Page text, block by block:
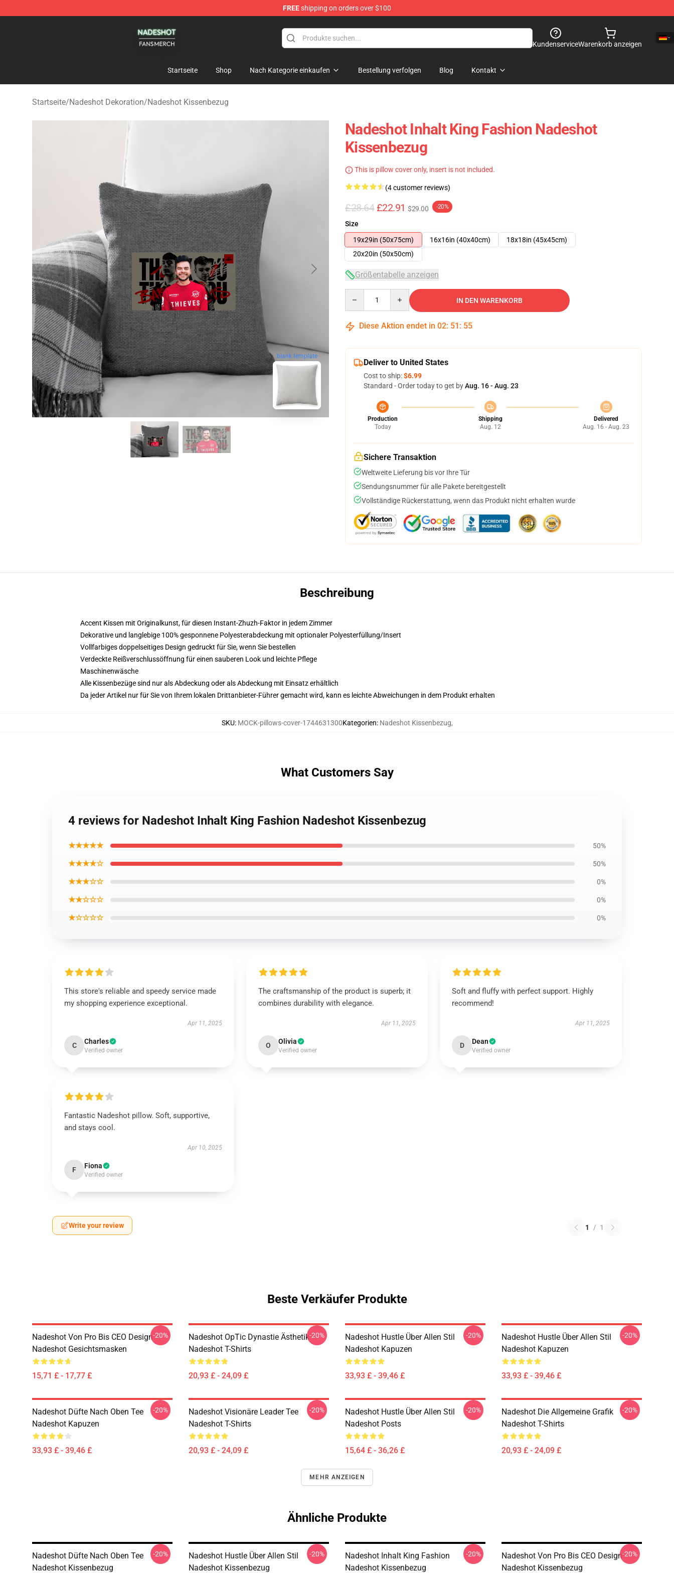
FREEshipping on orders over $100
KundenserviceWarenkorb anzeigen
Startseite Shop Nach Kategorie einkaufen Bestellung verfolgen Blog Kontakt
Startseite/Nadeshot Dekoration/Nadeshot Kissenbezug
blank template
Nadeshot Inhalt King Fashion Nadeshot
Kissenbezug
This is pillow cover only, insert is not included.
(4 customer reviews)
£28.64 £22.91 $29.00 -20%
Size
19x29in (50x75cm)
16x16in (40x40cm)
18x18in (45x45cm)
20x20in (50x50cm)
Größentabelle anzeigen
IN DEN WARENKORB
Diese Aktion endet in 02: 51 : 54
Deliver to United States
Cost to ship:$6.99
Standard - Order today to get byAug. 16 - Aug. 23
Production
Today
Shipping
Aug. 12
Delivered
Aug. 16 - Aug. 23
Sichere Transaktion
Weltweite Lieferung bis vor Ihre Tür
Sendungsnummer für alle Pakete bereitgestellt
Vollständige Rückerstattung, wenn das Produkt nicht erhalten wurde
Beschreibung
Accent Kissen mit Originalkunst, für diesen Instant-Zhuzh-Faktor in jedem Zimmer
Dekorative und langlebige 100% gesponnene Polyesterabdeckung mit optionaler Polyesterfüllung/Insert
Vollfarbiges doppelseitiges Design gedruckt für Sie, wenn Sie bestellen
Verdeckte Reißverschlussöffnung für einen sauberen Look und leichte Pflege
Maschinenwäsche
Alle Kissenbezüge sind nur als Abdeckung oder als Abdeckung mit Einsatz erhältlich
Da jeder Artikel nur für Sie von Ihrem lokalen Drittanbieter-Führer gemacht wird, kann es leichte Abweichungen in dem Produkt erhalten
SKU: MOCK-pillows-cover-1744631300Kategorien: Nadeshot Kissenbezug,
What Customers Say
4 reviews for Nadeshot Inhalt King Fashion Nadeshot Kissenbezug
★★★★★ 50%
★★★★☆ 50%
★★★☆☆ 0%
★★☆☆☆ 0%
★☆☆☆☆ 0%
This store's reliable and speedy service made
my shopping experience exceptional.
Apr 11, 2025
C Charles
Verified owner
The craftsmanship of the product is superb; it
combines durability with elegance.
Apr 11, 2025
O Olivia
Verified owner
Soft and fluffy with perfect support. Highly
recommend!
Apr 11, 2025
D Dean
Verified owner
Fantastic Nadeshot pillow. Soft, supportive,
and stays cool.
Apr 10, 2025
F Fiona
Verified owner
Write your review 1 / 1
Beste Verkäufer Produkte
Nadeshot Von Pro Bis CEO Design
Nadeshot Gesichtsmasken
15,71 £ - 17,77 £
-20%
Nadeshot OpTic Dynastie Ästhetik
Nadeshot T-Shirts
20,93 £ - 24,09 £
-20%
Nadeshot Hustle Über Allen Stil
Nadeshot Kapuzen
33,93 £ - 39,46 £
-20%
Nadeshot Hustle Über Allen Stil
Nadeshot Kapuzen
33,93 £ - 39,46 £
-20%
Nadeshot Düfte Nach Oben Tee
Nadeshot Kapuzen
33,93 £ - 39,46 £
-20%
Nadeshot Visionäre Leader Tee
Nadeshot T-Shirts
20,93 £ - 24,09 £
-20%
Nadeshot Hustle Über Allen Stil
Nadeshot Posts
15,64 £ - 36,26 £
-20%
Nadeshot Die Allgemeine Grafik
Nadeshot T-Shirts
20,93 £ - 24,09 £
-20%
MEHR ANZEIGEN
Ähnliche Produkte
Nadeshot Düfte Nach Oben Tee
Nadeshot Kissenbezug
-20%
Nadeshot Hustle Über Allen Stil
Nadeshot Kissenbezug
-20%
Nadeshot Inhalt King Fashion
Nadeshot Kissenbezug
-20%
Nadeshot Von Pro Bis CEO Design
Nadeshot Kissenbezug
-20%